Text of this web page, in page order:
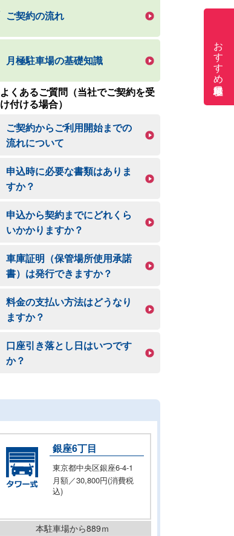
おすすめ月極駐車場
ご契約の流れ
月極駐車場の基礎知識
よくあるご質問（当社でご契約を受
け付ける場合）
ご契約からご利用開始までの
流れについて
申込時に必要な書類はありま
すか？
申込から契約までにどれくら
いかかりますか？
車庫証明（保管場所使用承諾
書）は発行できますか？
料金の支払い方法はどうなり
ますか？
口座引き落とし日はいつです
か？
銀座6丁目
東京都中央区銀座6-4-1
月額／30,800円(消費税
込)
本駐車場から889ｍ